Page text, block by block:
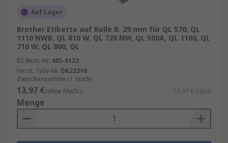
Auf Lager
Brother Etikette auf Rolle B. 29 mm für QL 570, QL
1110 NWB, QL 810 W, QL 720 NW, QL 500A, QL 1100, QL
710 W, QL 800, QL
RS Best.-Nr. 485-6122
Herst. Teile-Nr. DK22210
Zwischensumme (1 Stück)
13,97 €(ohne MwSt.) 13,97 €/Stück
Menge